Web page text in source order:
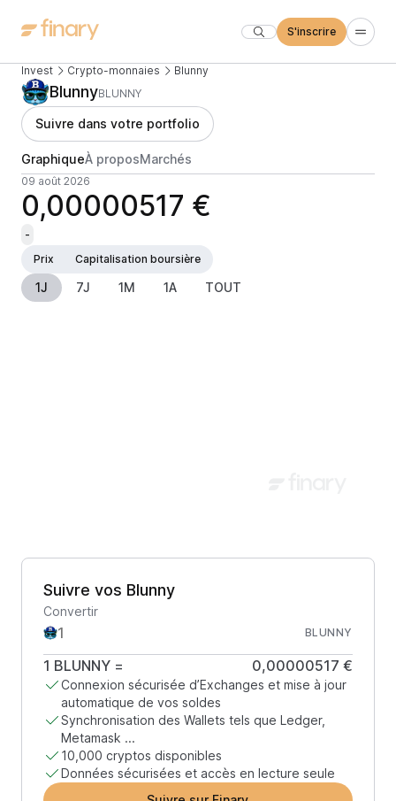
S'inscrire
Invest Crypto-monnaies Blunny
BlunnyBLUNNY
Suivre dans votre portfolio
GraphiqueÀ proposMarchés
09 août 2026
0,00000517 €
-
Prix
Capitalisation boursière
1J 7J 1M 1A TOUT
Suivre vos Blunny
Convertir
BLUNNY
1 BLUNNY = 0,00000517 €
Connexion sécurisée d’Exchanges et mise à jour
automatique de vos soldes
Synchronisation des Wallets tels que Ledger,
Metamask ...
10,000 cryptos disponibles
Données sécurisées et accès en lecture seule